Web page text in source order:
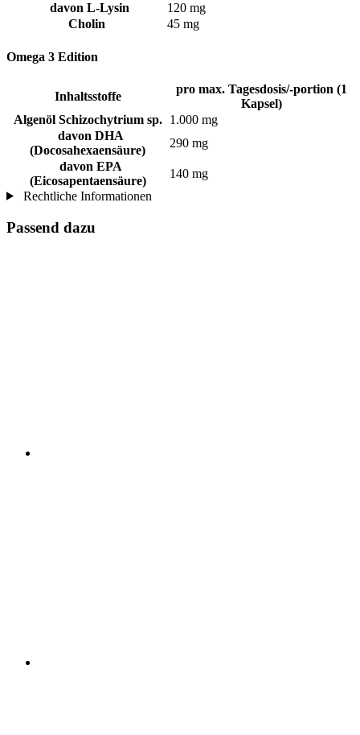
davon L-Lysin
120 mg
Cholin
45 mg
Omega 3 Edition
Inhaltsstoffe
pro max. Tagesdosis/-portion (1
Kapsel)
Algenöl Schizochytrium sp.
1.000 mg
davon DHA
(Docosahexaensäure)
290 mg
davon EPA
(Eicosapentaensäure)
140 mg
Rechtliche Informationen
Passend dazu